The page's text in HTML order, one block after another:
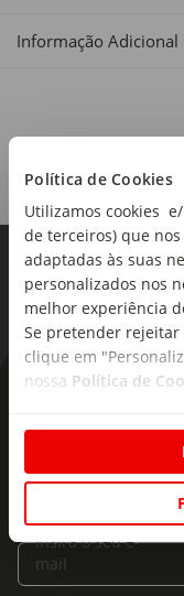
Política de Cookies
Utilizamos cookies
de terceiros) que
adaptadas às suas
personalizados nos
melhor experiência
Se pretender rejeitar
clique em
nossa Política de
Informação Adicional
seu e-mail!
Subscreva e
ofertas e
Insira o seu e-
mail